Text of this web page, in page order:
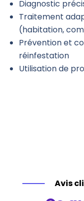
Diagnostic
Traitement
(habitation,
Prévention et
réinfestation
Utilisation de
Avis